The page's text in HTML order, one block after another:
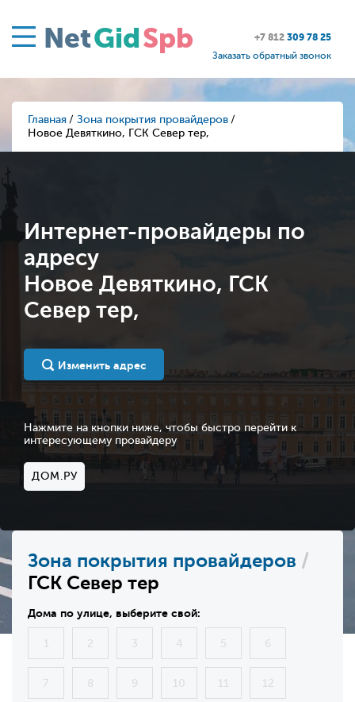
NetGidSpb +7 812 309 78 25
Заказать обратный звонок
Главная
Зона покрытия провайдеров
Новое Девяткино, ГСК Север тер,
Интернет-провайдеры по
адресу
Новое Девяткино, ГСК
Север тер,
Изменить адрес
Нажмите на кнопки ниже, чтобы быстро перейти к
интересующему провайдеру
ДОМ.РУ
Зона покрытия провайдеров /
ГСК Север тер
Дома по улице, выберите свой:
1 2 3 4 5 6
7 8 9 10 11 12